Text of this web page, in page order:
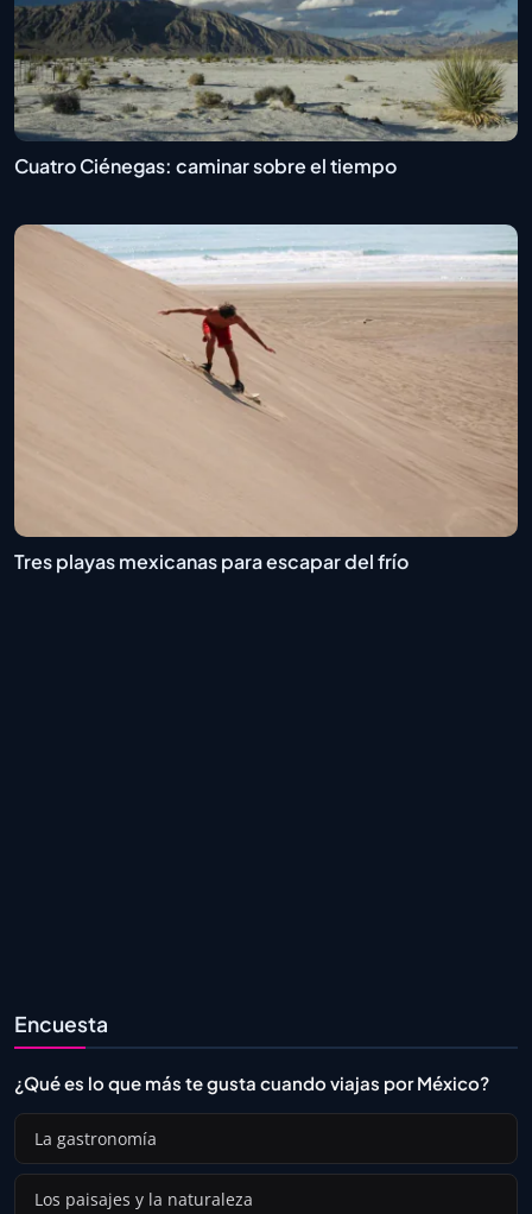
Cuatro Ciénegas: caminar sobre el tiempo
Tres playas mexicanas para escapar del frío
Encuesta
¿Qué es lo que más te gusta cuando viajas por México?
La gastronomía
Los paisajes y la naturaleza